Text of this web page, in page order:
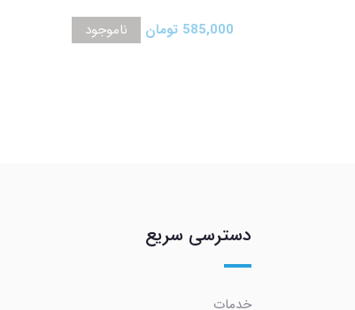
585,000 تومان ناموجود
دسترسی سریع
خدمات